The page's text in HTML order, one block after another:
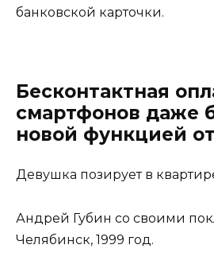
банковской карточки.
Бесконтактная
смартфонов даже
новой функцией
Девушка позирует в
Андрей Губин со своими
Челябинск, 1999 год.